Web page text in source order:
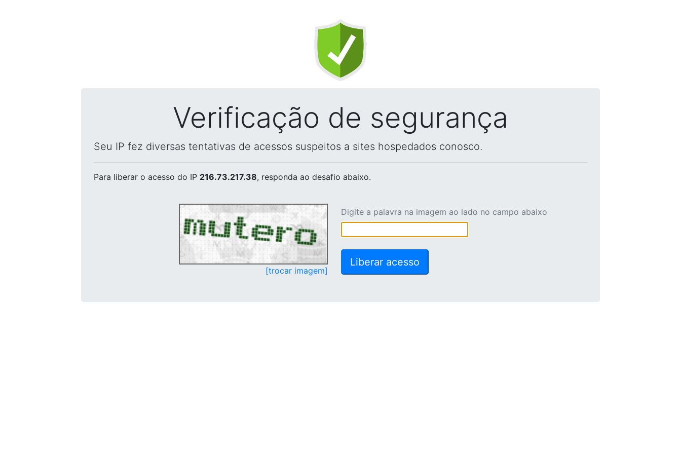
Verificação de segurança
Seu IP fez diversas tentativas de acessos suspeitos a sites hospedados conosco.
Para liberar o acesso do IP 216.73.217.38, responda ao desafio abaixo.
[trocar imagem]
Digite a palavra na imagem ao lado no campo abaixo